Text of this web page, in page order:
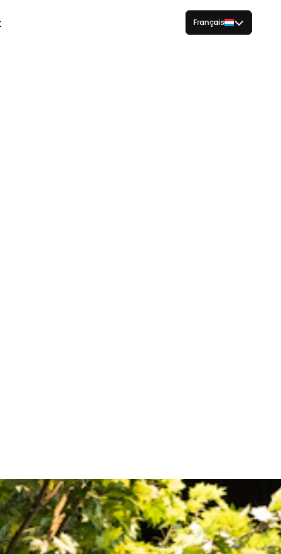
Français